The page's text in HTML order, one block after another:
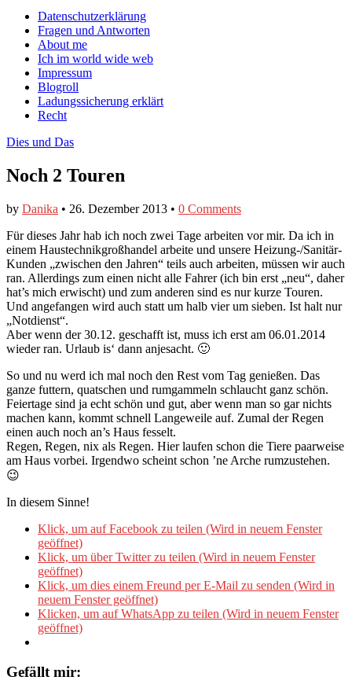
Facebook
anzeigen
Twitter
anzeigen
auf
Instagram
anzeigen
Main
menu
Skip
content
Datenschutzerklärung
Fragen und Antworten
About me
Ich im world wide web
Impressum
Blogroll
Ladungssicherung erklärt
Recht
Dies und Das
Noch 2 Touren
by Danika • 26. Dezember 2013 • 0 Comments
Für dieses Jahr hab ich noch zwei Tage arbeiten vor mir. Da ich in
einem Haustechnikgroßhandel arbeite und unsere Heizung-/Sanitär-
Kunden „zwischen den Jahren“ teils auch arbeiten, müssen wir auch
ran. Allerdings zum einen nicht alle Fahrer (ich bin erst „neu“, daher
hat’s mich erwischt) und zum anderen sind es nur kurze Touren.
Und angefangen wird auch statt um halb vier um sieben. Ist halt nur
„Notdienst“.
Aber wenn der 30.12. geschafft ist, muss ich erst am 06.01.2014
wieder ran. Urlaub is‘ dann anjesacht. 🙂
So und nu werd ich mal noch den Rest vom Tag genießen. Das
ganze futtern, quatschen und rumgammeln schlaucht ganz schön.
Feiertage sind ja echt schön und gut, aber wenn man so gar nichts
machen kann, kommt schnell Langeweile auf. Zumal der Regen
einen auch noch an’s Haus fesselt.
Regen, Regen, nix als Regen. Hier laufen schon die Tiere paarweise
am Haus vorbei. Irgendwo scheint schon ’ne Arche rumzustehen.
😉
In diesem Sinne!
Klick, um auf Facebook zu teilen (Wird in neuem Fenster
geöffnet)
Klick, um über Twitter zu teilen (Wird in neuem Fenster
geöffnet)
Klick, um dies einem Freund per E-Mail zu senden (Wird in
neuem Fenster geöffnet)
Klicken, um auf WhatsApp zu teilen (Wird in neuem Fenster
geöffnet)
Gefällt mir: